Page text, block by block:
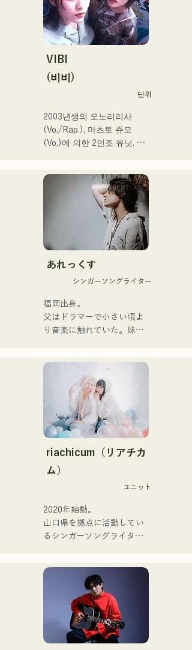
만회 재생 넘어, SNS총 팔로
워 11.9만명 돌파!
또한 2024 년 제 106 회 전
국 고등학교 야구 선수권 대
회
J:COM 후쿠오카•구마모토•
시모노세키의 테마송 등에도
발탁되어 향후가 큰 주목의
VIBI
(비비)
단위
2003년생의 오노리리사
(Vo./Rap.), 마츠토 쥬모
(Vo.)에 의한 2인조 유닛. 부
따뜻하고 심지가 있는 가성
으로 듣는 사람의 마음에 부
드럽게 다가오는 곡을 제작
1st 싱글 「잡으로 접어」를
2025년 1월 23일에 릴리스
드 편성 등 다양한 형태로 음
악을 표현한다.
녹음과 라이브 지원에는 지
의 오오츠키(Dr.), the
perfect me의 후루히로 유야
(Gt.), xanadoo의 S0.(Ba.)를
맞아 활동을 한다.
【NEW SINGLE】
2025년 6월 25일에 신곡
「세계는 사랑이야」를 릴리
스.
あれっくす
シンガーソングライター
福岡出身。
父はドラマーで小さい頃よ
り音楽に触れていた。妹
家族で音楽を楽しむミュー
ジックファミリー。
10代後半にアメリカへ4年
半留学。
現在はLOVE FMの"music
×serendipity"でラジオDJを
務める。
デルやタレントとしても活
躍中。世界的有名なオーデ
ゴットタレント」で日本人
の芸人史上初のゴールデン
ブザーを獲得し、その後ス
もゴールデンブザーを獲得
した、ノボせもんなべの応
援歌「ゴールデンブザー」
や、アメリカ留学時代の心
友とコライトした本格的カ
ントリーソング「Life Goes
riachicum（リアチカ
ム）
ユニット
2020年始動。
山口県を拠点に活動してい
るシンガーソングライター
ユニット
コロナ禍に入り、音楽で山
口県を盛り上げたいという
思いからユニットを始動。
当初は動画配信サイトでの
活動のみだったが、2020年